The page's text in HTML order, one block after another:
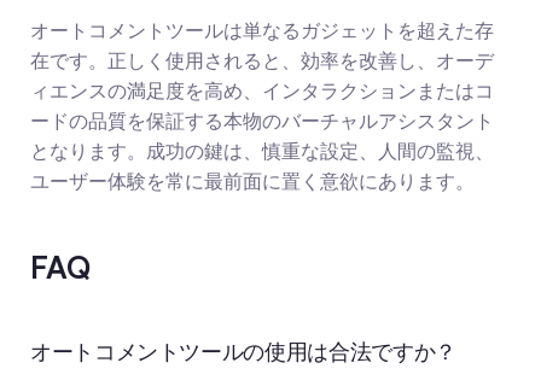
オートコメントツールは単なるガジェットを超えた存
在です。正しく使用されると、効率を改善し、オーデ
ィエンスの満足度を高め、インタラクションまたはコ
ードの品質を保証する本物のバーチャルアシスタント
となります。成功の鍵は、慎重な設定、人間の監視、
ユーザー体験を常に最前面に置く意欲にあります。
FAQ
オートコメントツールの使用は合法ですか？